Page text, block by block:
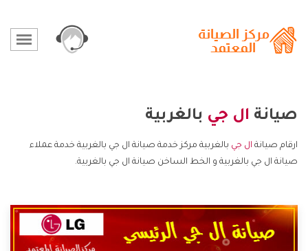
صيانة ال جي بالغربية
ارقام صيانة ال جي بالغربية مركز خدمة صيانة ال جي بالغربية خدمة عملاء
صيانة ال جي بالغربية و الخط الساخن صيانة ال جي بالغربية.